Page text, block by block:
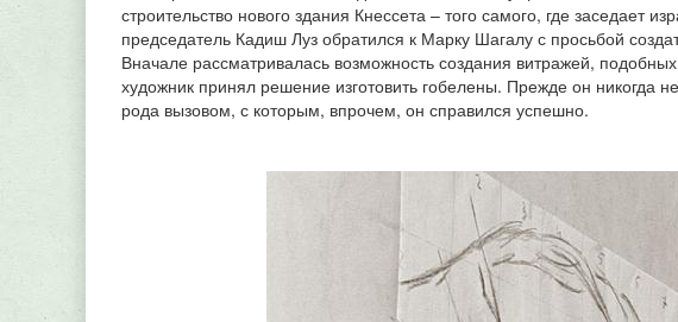
строительство нового здания Кнессета – того самого, где заседает
председатель Кадиш Луз обратился к Марку Шагалу с просьбой
Вначале рассматривалась возможность создания витражей,
художник принял решение изготовить гобелены. Прежде он никогда
рода вызовом, с которым, впрочем, он справился успешно.